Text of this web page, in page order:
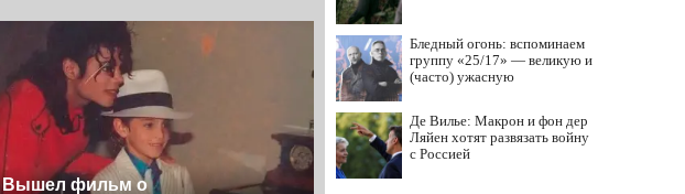
Вышел фильм о
Бледный огонь: вспоминаем
группу «25/17» — великую и
(часто) ужасную
Де Вилье: Макрон и фон дер
Ляйен хотят развязать войну
с Россией